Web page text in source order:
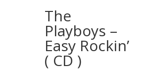
The
Playboys –
Easy Rockin’
( CD )